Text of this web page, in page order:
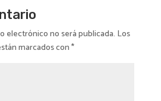
electrónico no será publicada. Los
marcados con*